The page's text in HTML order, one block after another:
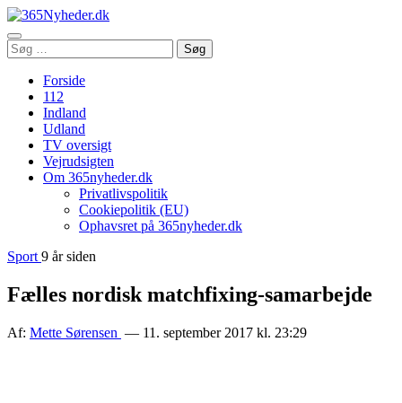
Åbn
menu
Søg
efter:
Søg
Forside
112
Indland
Udland
TV oversigt
Vejrudsigten
Om 365nyheder.dk
Privatlivspolitik
Cookiepolitik (EU)
Ophavsret på 365nyheder.dk
Sport 9 år siden
Fælles nordisk matchfixing-samarbejde
Af: Mette Sørensen — 11. september 2017 kl. 23:29